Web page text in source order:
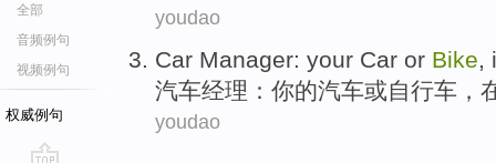
全部
音频例句
视频例句
权威例句
youdao
Car Manager: your Car or Bike
汽车经理 ： 你的汽车或自行车 ，
youdao